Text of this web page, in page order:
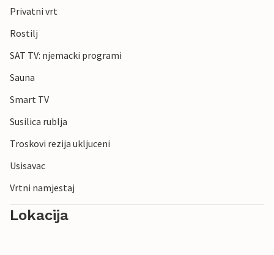
Privatni vrt
Rostilj
SAT TV: njemacki programi
Sauna
Smart TV
Susilica rublja
Troskovi rezija ukljuceni
Usisavac
Vrtni namjestaj
Lokacija